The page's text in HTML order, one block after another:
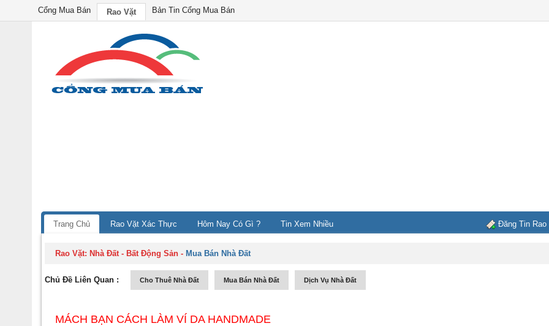
Cổng Mua Bán Rao Vặt Bản Tin Cổng Mua Bán
Trang Chủ Rao Vặt Xác Thực Hôm Nay Có Gì ? Tin Xem Nhiều Đăng Tin Rao
Rao Vặt: Nhà Đất - Bất Động Sản - Mua Bán Nhà Đất
Chủ Đề Liên Quan : Cho Thuê Nhà Đất Mua Bán Nhà Đất Dịch Vụ Nhà Đất
MÁCH BẠN CÁCH LÀM VÍ DA HANDMADE